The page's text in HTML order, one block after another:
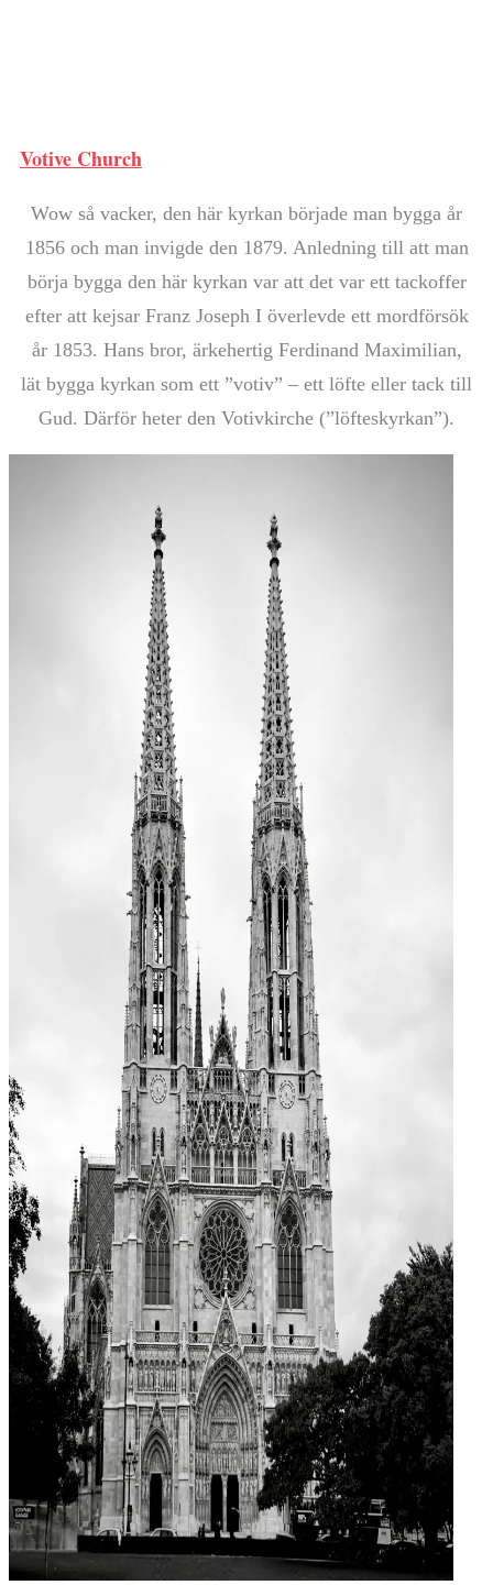
Votive Church
Wow så vacker, den här kyrkan började man bygga år
1856 och man invigde den 1879. Anledning till att man
börja bygga den här kyrkan var att det var ett tackoffer
efter att kejsar Franz Joseph I överlevde ett mordförsök
år 1853. Hans bror, ärkehertig Ferdinand Maximilian,
lät bygga kyrkan som ett ”votiv” – ett löfte eller tack till
Gud. Därför heter den Votivkirche (”löfteskyrkan”).